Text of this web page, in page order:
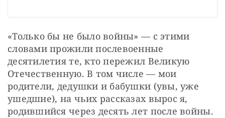
«Только бы не было войны» — с этими
словами прожили послевоенные
десятилетия те, кто пережил Великую
Отечественную. В том числе — мои
родители, дедушки и бабушки (увы, уже
ушедшие), на чьих рассказах вырос я,
родившийся через десять лет после войны.